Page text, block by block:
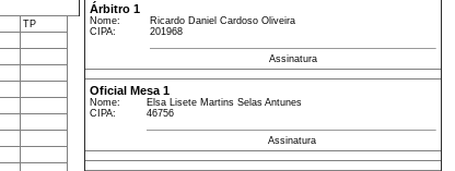
TP
Árbitro 1
Nome:
Ricardo Daniel Cardoso Oliveira
CIPA:
201968
Assinatura
Oficial Mesa 1
Nome:
Elsa Lisete Martins Selas Antunes
CIPA:
46756
Assinatura